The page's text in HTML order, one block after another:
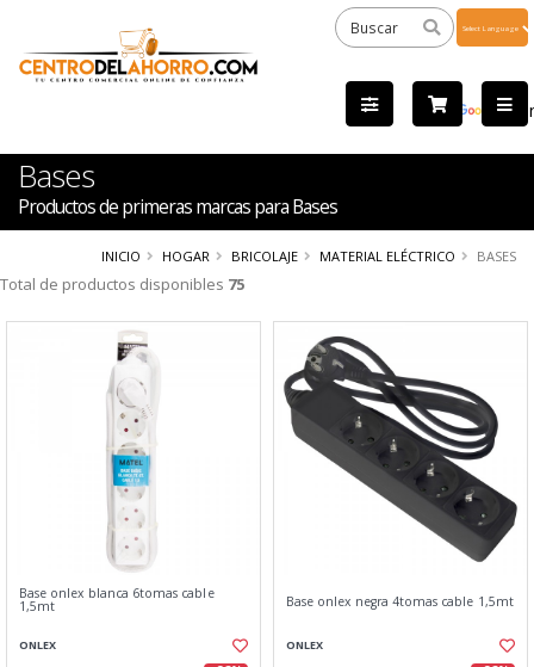
by
Bases
Productos de primeras marcas para Bases
INICIO HOGAR BRICOLAJE MATERIAL ELÉCTRICO BASES
Total de productos disponibles 75
Base onlex blanca 6tomas cable
1,5mt
ONLEX
Base onlex negra 4tomas cable 1,5mt
ONLEX